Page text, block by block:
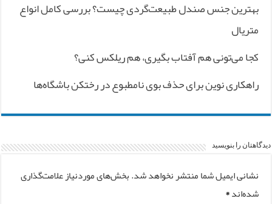
بهترین جنس صندل طبیعت‌گردی چیست؟ بررسی کامل انواع
متریال
کجا می‌تونی هم آفتاب بگیری، هم ریلکس کنی؟
راهکاری نوین برای حذف بوی نامطبوع در رختکن باشگاه‌ها
دیدگاهتان را بنویسید
نشانی ایمیل شما منتشر نخواهد شد.بخش‌های موردنیاز علامت‌گذاری
شده‌اند*